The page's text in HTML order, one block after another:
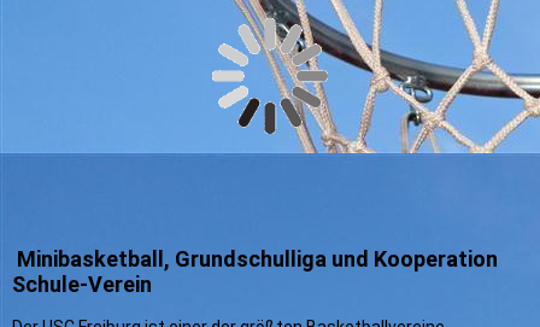
Minibasketball, Grundschulliga und Kooperation
Schule-Verein